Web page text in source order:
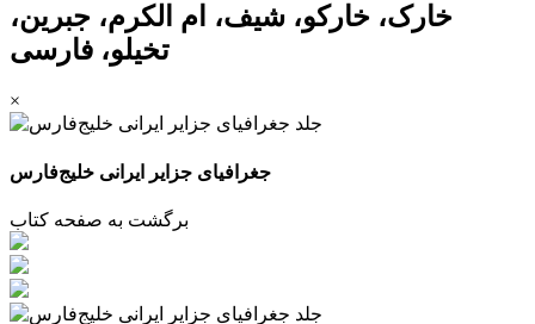
خارک، خارکو، شیف، ام الکرم، جبرین،
تخیلو، فارسی
×
جغرافیای جزایر ایرانی خلیج‌فارس
برگشت به صفحه کتاب